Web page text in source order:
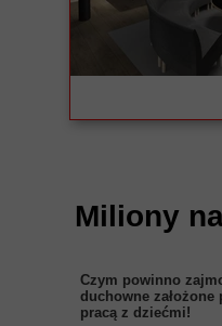
Miliony
Czym powinno
duchowne
pracą z dziećmi!